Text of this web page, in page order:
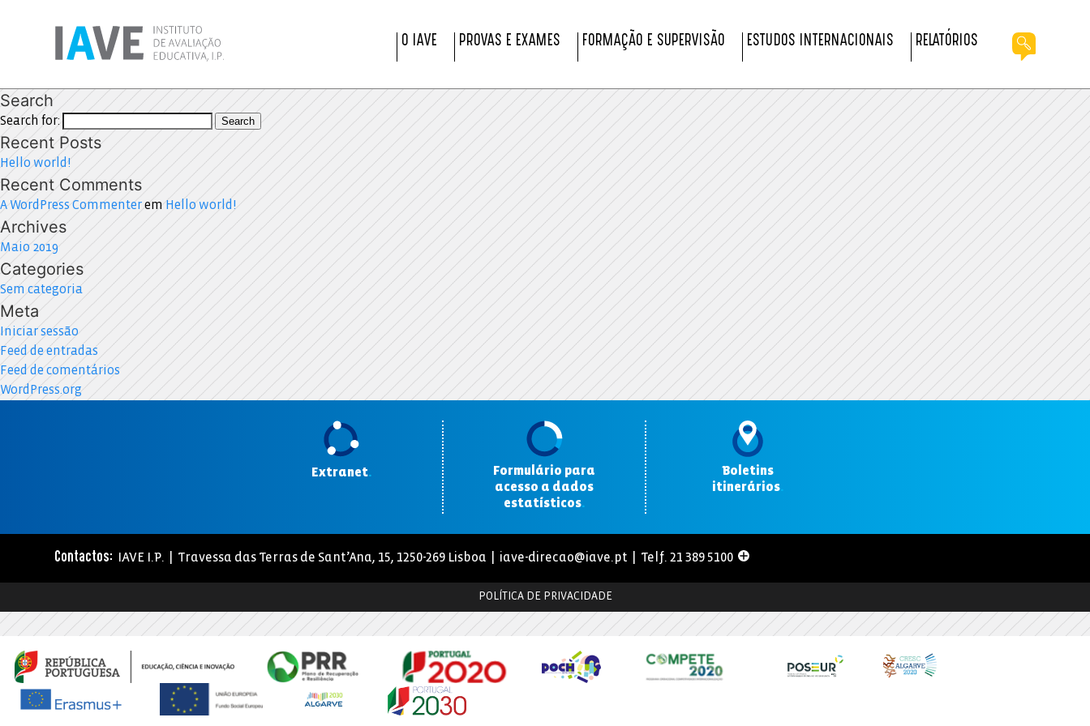
O IAVE PROVAS E EXAMES FORMAÇÃO E SUPERVISÃO ESTUDOS INTERNACIONAIS RELATÓRIOS
Search
Search for: Search
Recent Posts
Hello world!
Recent Comments
A WordPress Commenterem Hello world!
Archives
Maio 2019
Categories
Sem categoria
Meta
Iniciar sessão
Feed de entradas
Feed de comentários
WordPress.org
Extranet.
Formulário para
acesso a dados
estatísticos.
Boletins
itinerários.
Contactos: IAVE I.P. | Travessa das Terras de Sant’Ana, 15, 1250-269 Lisboa | iave-direcao@iave.pt | Telf. 21 389 5100
POLÍTICA DE PRIVACIDADE